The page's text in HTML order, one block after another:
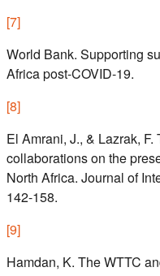
[7]
World Bank. Supporting
Africa post-COVID-19.
[8]
El Amrani, J., & Lazrak,
collaborations on the
North Africa. Journal of
142-158.
[9]
Hamdan, K. The WTTC